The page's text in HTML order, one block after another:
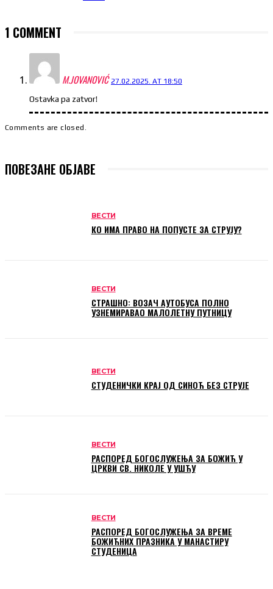
1 COMMENT
M.JOVANOVIĆ 27.02.2025. AT 18:50
Ostavka pa zatvor!
Comments are closed.
ПОВЕЗАНЕ ОБЈАВЕ
ВЕСТИ
КО ИМА ПРАВО НА ПОПУСТЕ ЗА СТРУЈУ?
ВЕСТИ
СТРАШНО: ВОЗАЧ АУТОБУСА ПОЛНО
УЗНЕМИРАВАО МАЛОЛЕТНУ ПУТНИЦУ
ВЕСТИ
СТУДЕНИЧКИ КРАЈ ОД СИНОЋ БЕЗ СТРУЈЕ
ВЕСТИ
РАСПОРЕД БОГОСЛУЖЕЊА ЗА БОЖИЋ У
ЦРКВИ СВ. НИКОЛЕ У УШЋУ
ВЕСТИ
РАСПОРЕД БОГОСЛУЖЕЊА ЗА ВРЕМЕ
БОЖИЋНИХ ПРАЗНИКА У МАНАСТИРУ
СТУДЕНИЦА